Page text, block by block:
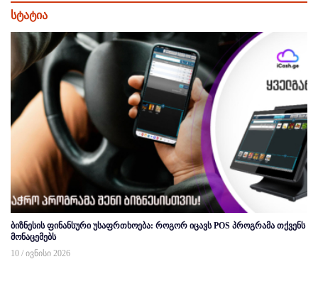
სტატია
ბიზნესის ფინანსური უსაფრთხოება: როგორ იცავს POS პროგრამა თქვენს
მონაცემებს
10 / ივნისი 2026